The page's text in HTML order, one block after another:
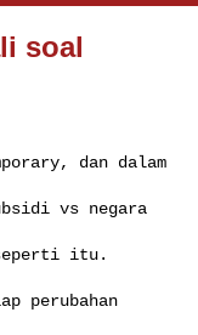
soal
dan dalam
vs negara
itu.
perubahan